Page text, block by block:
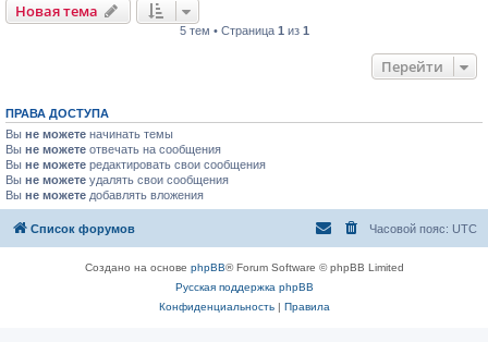
Новая тема
5 тем • Страница 1 из 1
Перейти
ПРАВА ДОСТУПА
Вы не можете начинать темы
Вы не можете отвечать на сообщения
Вы не можете редактировать свои сообщения
Вы не можете удалять свои сообщения
Вы не можете добавлять вложения
Список форумов Часовой пояс: UTC
Создано на основе phpBB® Forum Software © phpBB Limited
Русская поддержка phpBB
Конфиденциальность| Правила